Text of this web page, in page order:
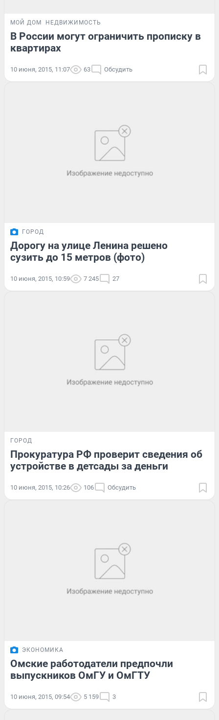
МОЙ ДОМ НЕДВИЖИМОСТЬ
В России могут ограничить прописку в
квартирах
10 июня, 2015, 11:07 63 Обсудить
ГОРОД
Дорогу на улице Ленина решено
сузить до 15 метров (фото)
10 июня, 2015, 10:59 7 245 27
ГОРОД
Прокуратура РФ проверит сведения об
устройстве в детсады за деньги
10 июня, 2015, 10:26 106 Обсудить
ЭКОНОМИКА
Омские работодатели предпочли
выпускников ОмГУ и ОмГТУ
10 июня, 2015, 09:54 5 159 3